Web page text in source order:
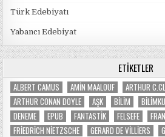
Türk Edebiyatı
Yabancı Edebiyat
ETIKETLER
ALBERT CAMUS AMIN MAALOUF
ARTHUR
ARTHUR CONAN DOYLE
AŞK BILIM
DENEME
EPUB FANTASTIK FELSEFE
FRIEDRICH NIETZSCHE
GERARD DE VILLIERS